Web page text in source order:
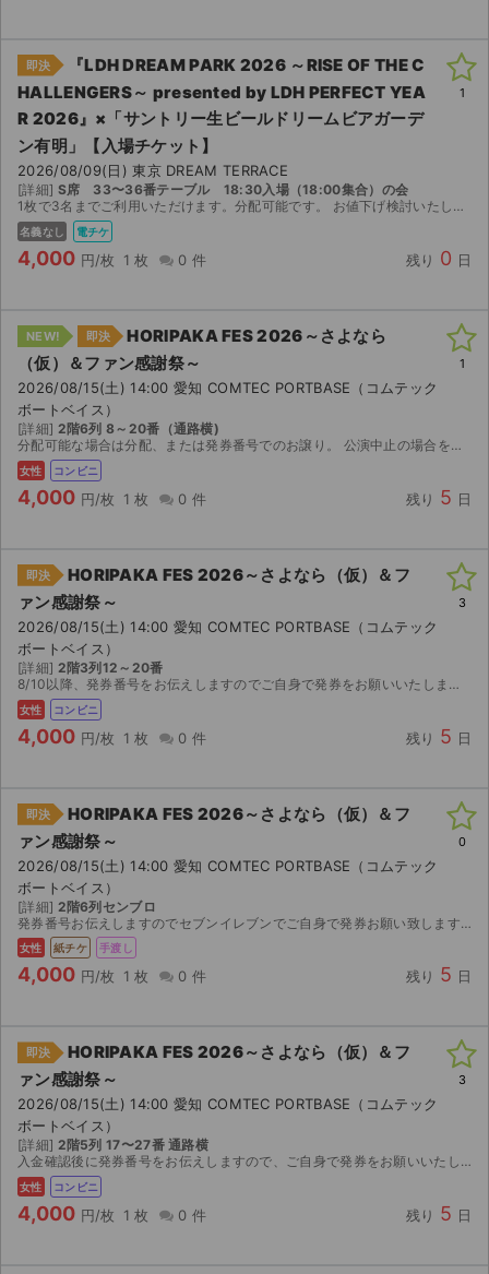
即決
『LDH DREAM PARK 2026 ～RISE OF THE C
HALLENGERS～ presented by LDH PERFECT YEA
R 2026』×「サントリー⽣ビールドリームビアガーデ
ン有明」【入場チケット】
2026/08/09(日) 東京 DREAM TERRACE
[詳細] S席 33〜36番テーブル 18:30入場（18:00集合）の会
1枚で3名までご利用いただけます。分配可能です。 お値下げ検討いたします。
名義なし 電チケ
4,000 円/枚 1 枚 0 件 残り 0 日
1
NEW! 即決
HORIPAKA FES 2026～さよなら
（仮）＆ファン感謝祭～
2026/08/15(土) 14:00 愛知 COMTEC PORTBASE（コムテック
ボートベイス）
[詳細] 2階6列 8～20番（通路横)
分配可能な場合は分配、または発券番号でのお譲り。 公演中止の場合を除き、購入後の返金はお受けできません。
女性 コンビニ
4,000 円/枚 1 枚 0 件 残り 5 日
1
即決
HORIPAKA FES 2026～さよなら（仮）＆フ
ァン感謝祭～
2026/08/15(土) 14:00 愛知 COMTEC PORTBASE（コムテック
ボートベイス）
[詳細] 2階3列12～20番
8/10以降、発券番号をお伝えしますのでご自身で発券をお願いいたします。 公演中止に限り返金対応可。
女性 コンビニ
4,000 円/枚 1 枚 0 件 残り 5 日
3
即決
HORIPAKA FES 2026～さよなら（仮）＆フ
ァン感謝祭～
2026/08/15(土) 14:00 愛知 COMTEC PORTBASE（コムテック
ボートベイス）
[詳細] 2階6列センブロ
発券番号お伝えしますのでセブンイレブンでご自身で発券お願い致します。
女性 紙チケ 手渡し
4,000 円/枚 1 枚 0 件 残り 5 日
0
即決
HORIPAKA FES 2026～さよなら（仮）＆フ
ァン感謝祭～
2026/08/15(土) 14:00 愛知 COMTEC PORTBASE（コムテック
ボートベイス）
[詳細] 2階5列 17〜27番 通路横
入金確認後に発券番号をお伝えしますので、ご自身で発券をお願いいたします。
女性 コンビニ
4,000 円/枚 1 枚 0 件 残り 5 日
3